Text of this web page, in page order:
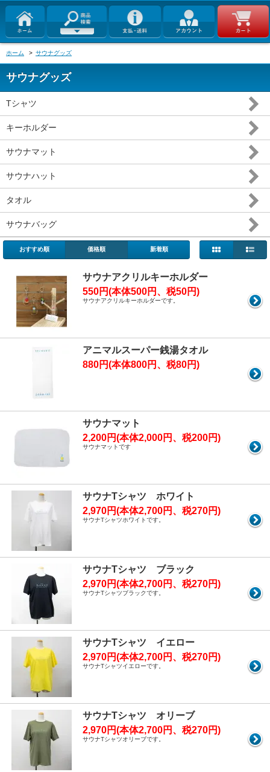
ホーム > サウナグッズ
サウナグッズ
Tシャツ
キーホルダー
サウナマット
サウナハット
タオル
サウナバッグ
おすすめ順 価格順 新着順
サウナアクリルキーホルダー
550円(本体500円、税50円)
サウナアクリルキーホルダーです。
アニマルスーパー銭湯タオル
880円(本体800円、税80円)
サウナマット
2,200円(本体2,000円、税200円)
サウナマットです
サウナTシャツ ホワイト
2,970円(本体2,700円、税270円)
サウナTシャツホワイトです。
サウナTシャツ ブラック
2,970円(本体2,700円、税270円)
サウナTシャツブラックです。
サウナTシャツ イエロー
2,970円(本体2,700円、税270円)
サウナTシャツイエローです。
サウナTシャツ オリーブ
2,970円(本体2,700円、税270円)
サウナTシャツオリーブです。